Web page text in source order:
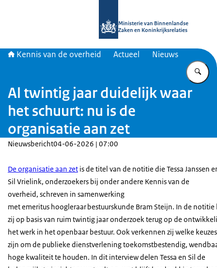
Ministerie van Binnenlandse
Zaken en Koninkrijksrelaties
Kennis van de overheid Actueel Nieuws
Al twintig jaar duidelijk waar
het schuurt: nu is de
organisatie aan zet
Nieuwsbericht04-06-2026 | 07:00
De organisatie aan zet is de titel van de notitie die Tessa Janssen
Sil Vrielink, onderzoekers bij onder andere Kennis van de
overheid, schreven in samenwerking
met emeritus hoogleraar bestuurskunde Bram Steijn. In de
zij op basis van ruim twintig jaar onderzoek terug op de
het werk in het openbaar bestuur. Ook verkennen zij welke
zijn om de publieke dienstverlening toekomstbestendig,
hoge kwaliteit te houden. In dit interview delen Tessa en Sil de